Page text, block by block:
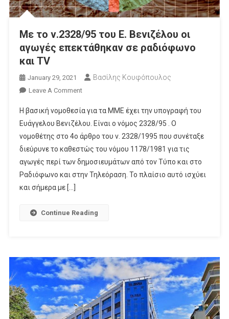
Με το ν.2328/95 του Ε. Βενιζέλου οι
αγωγές επεκτάθηκαν σε ραδιόφωνο
και TV
January 29, 2021 Βασίλης Κουφόπουλος
Leave A CommentOn
Το
Ν.2328/95
Του
Ε.
Βενιζέλου
Οι
Ραδιόφωνο
Η βασική νομοθεσία για τα ΜΜΕ έχει την υπογραφή του
Ευάγγελου Βενιζέλου. Είναι ο νόμος 2328/95 . Ο
νομοθέτης στο 4ο άρθρο του ν. 2328/1995 που συνέταξε
διεύρυνε το καθεστώς του νόμου 1178/1981 για τις
αγωγές περί των δημοσιευμάτων από τον Τύπο και στο
Ραδιόφωνο και στην Τηλεόραση. Το πλαίσιο αυτό ισχύει
και σήμερα με […]
Continue Reading